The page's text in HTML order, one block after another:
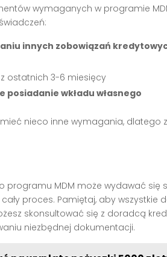
wymaganych w programie
innych zobowiązań
z ostatnich 3-6 miesięcy
wkładu własnego
nieco inne wymagania, dlatego
programu MDM może wydawać się
proces. Pamiętaj, aby wszystkie
skonsultować się z doradcą
niezbędnej dokumentacji.